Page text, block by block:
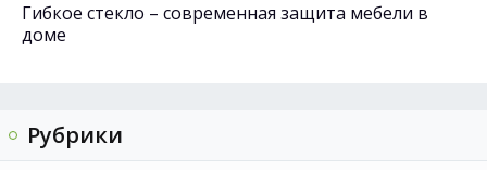
Гибкое стекло – современная защита мебели в
доме
Рубрики